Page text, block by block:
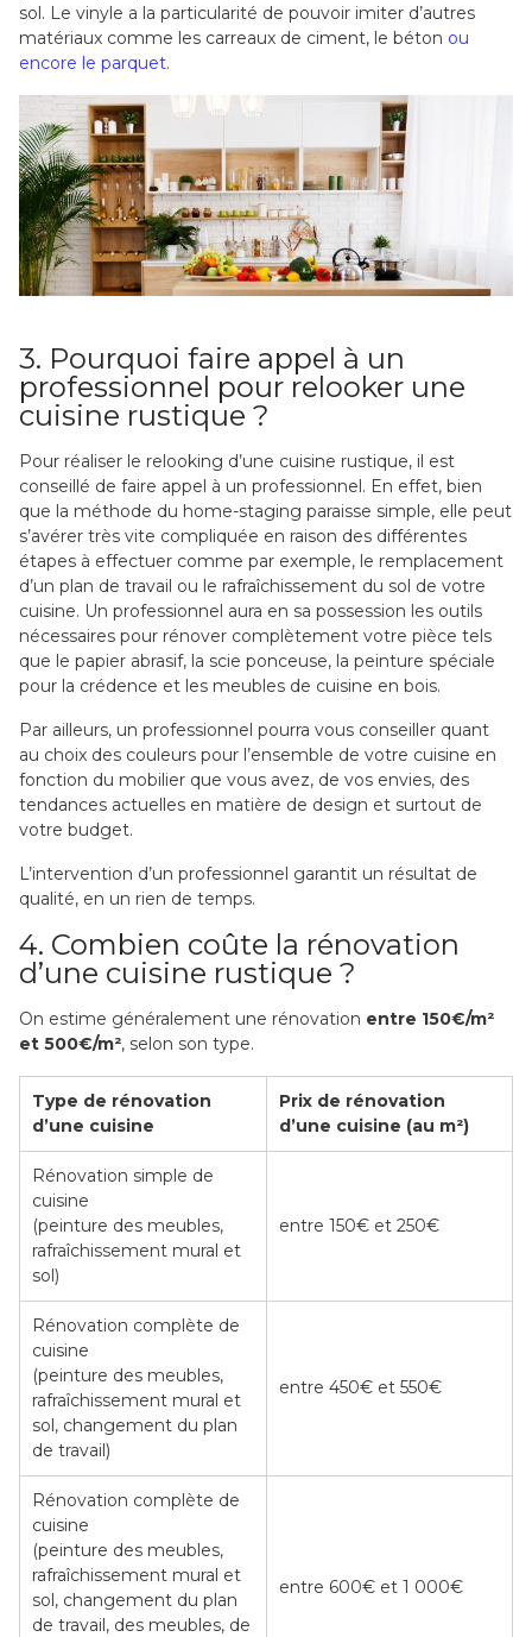
sol. Le vinyle a la particularité de pouvoir imiter d’autres
matériaux comme les carreaux de ciment, le béton ou
encore le parquet.
3. Pourquoi faire appel à un
professionnel pour relooker une
cuisine rustique ?
Pour réaliser le relooking d’une cuisine rustique, il est
conseillé de faire appel à un professionnel. En effet, bien
que la méthode du home-staging paraisse simple, elle peut
s’avérer très vite compliquée en raison des différentes
étapes à effectuer comme par exemple, le remplacement
d’un plan de travail ou le rafraîchissement du sol de votre
cuisine. Un professionnel aura en sa possession les outils
nécessaires pour rénover complètement votre pièce tels
que le papier abrasif, la scie ponceuse, la peinture spéciale
pour la crédence et les meubles de cuisine en bois.
Par ailleurs, un professionnel pourra vous conseiller quant
au choix des couleurs pour l’ensemble de votre cuisine en
fonction du mobilier que vous avez, de vos envies, des
tendances actuelles en matière de design et surtout de
votre budget.
L’intervention d’un professionnel garantit un résultat de
qualité, en un rien de temps.
4. Combien coûte la rénovation
d’une cuisine rustique ?
On estime généralement une rénovation entre 150€/m²
et 500€/m², selon son type.
Type de rénovation
d’une cuisine
Prix de rénovation
d’une cuisine (au m²)
Rénovation simple de
cuisine
(peinture des meubles,
rafraîchissement mural et
sol)
entre 150€ et 250€
Rénovation complète de
cuisine
(peinture des meubles,
rafraîchissement mural et
sol, changement du plan
de travail)
entre 450€ et 550€
Rénovation complète de
cuisine
(peinture des meubles,
rafraîchissement mural et
sol, changement du plan
de travail, des meubles, de
entre 600€ et 1 000€